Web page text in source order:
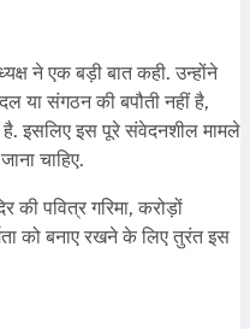
ने एक बड़ी बात कही. उन्होंने
या संगठन की बपौती नहीं है,
है. इसलिए इस पूरे संवेदनशील मामले
चाहिए.
की पवित्र गरिमा, करोड़ों
को बनाए रखने के लिए तुरंत इस